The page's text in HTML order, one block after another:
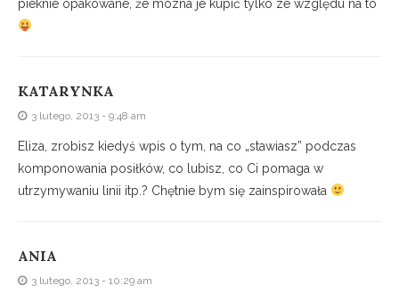
pieknie opakowane, że mozna je kupić tylko ze względu na to
KATARYNKA
3 lutego, 2013 - 9:48 am
Eliza, zrobisz kiedyś wpis o tym, na co „stawiasz” podczas
komponowania posiłków, co lubisz, co Ci pomaga w
utrzymywaniu linii itp.? Chętnie bym się zainspirowała
ANIA
3 lutego, 2013 - 10:29 am